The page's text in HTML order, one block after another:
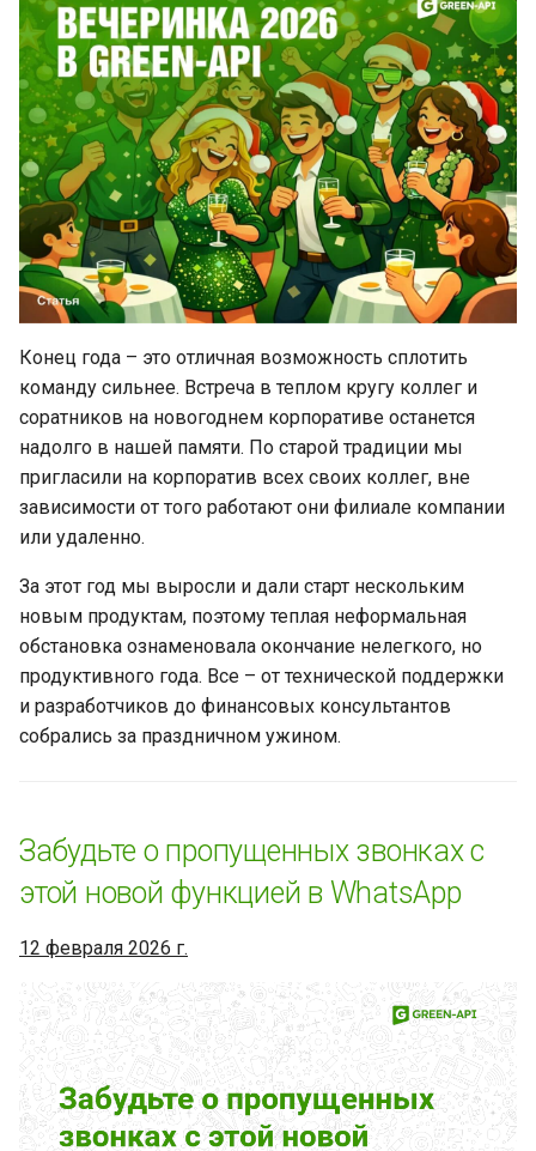
сентября 2025 - 26 сентября
2025)
WhatsApp добавляет
викторины в группах для
Android
WhatsApp добавляет 18
новых цветов для чатов
WhatsApp позволит
на определенный срок
Новая функция
показывает, сколько
человек печатает в группе
в WhatsApp
и Facebook теперь можно
использовать в WhatsApp
Новинки WhatsApp за
прошедшую неделю (9
сентября 2025 - 16 сентября
можно будет писать в
потоках в WhatsApp
Новинки WhatsApp за
сентября 2025 - 9 сентября
2025)
Как ИИ меняет
техническую поддержку
Конец года – это отличная возможность сплотить
команду сильнее. Встреча в теплом кругу коллег и
соратников на новогоднем корпоративе останется
надолго в нашей памяти. По старой традиции мы
пригласили на корпоратив всех своих коллег, вне
зависимости от того работают они филиале компании
или удаленно.
За этот год мы выросли и дали старт нескольким
новым продуктам, поэтому теплая неформальная
обстановка ознаменовала окончание нелегкого, но
продуктивного года. Все – от технической поддержки
и разработчиков до финансовых консультантов
собрались за праздничном ужином.
Забудьте о пропущенных звонках с
этой новой функцией в WhatsApp
12 февраля 2026 г.